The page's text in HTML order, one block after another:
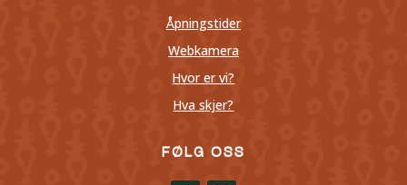
Åpningstider
Webkamera
Hvor er vi?
Hva skjer?
FØLG OSS